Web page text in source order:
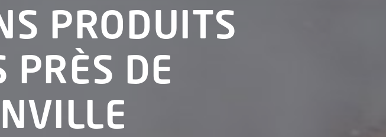
PRODUITS
PRÈS DE